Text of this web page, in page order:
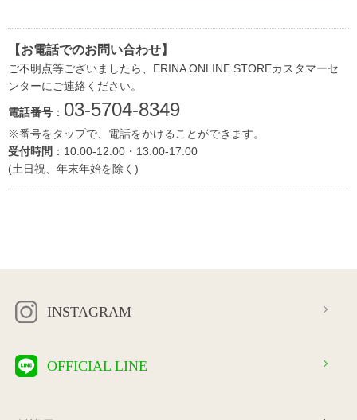
【お電話でのお問い合わせ】
ご不明点等ございましたら、ERINA ONLINE STOREカスタマーセ
ンターにご連絡ください。
電話番号 ： 03-5704-8349
※番号をタップで、電話をかけることができます。
受付時間 ：10:00-12:00・13:00-17:00
(土日祝、年末年始を除く)
INSTAGRAM
OFFICIAL LINE